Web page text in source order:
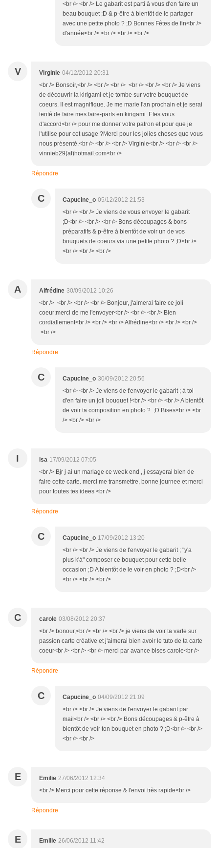
<br /> <br /> Le gabarit est parti à vous d'en faire un
beau bouquet ;D & p-être à bientôt de le partager
avec une petite photo ? ;D Bonnes Fêtes de fin<br />
d'année<br /> <br /> <br /> <br />
V Virginie 04/12/2012 20:31
<br /> Bonsoir,<br /> <br /> <br /> <br /> <br /> <br /> Je viens
de découvrir la kirigami et je tombe sur votre bouquet de
coeurs. Il est magnifique. Je me marie l'an prochain et je serai
tenté de faire mes faire-parts en kirigami. Etes vous
d'accord<br /> pour me donner votre patron et pour que je
l'utilise pour cet usage ?Merci pour les jolies choses que vous
nous présenté.<br /> <br /> <br /> Virginie<br /> <br /> <br />
vinnieb29(at)hotmail.com<br />
Répondre
C Capucine_o 05/12/2012 21:53
<br /> <br /> Je viens de vous envoyer le gabarit
;D<br /> <br /> <br /> Bons découpages & bons
préparatifs & p-être à bientôt de voir un de vos
bouquets de coeurs via une petite photo ? ;D<br />
<br /> <br /> <br />
A Alfrédine 30/09/2012 10:26
<br /> <br /> <br /> <br /> Bonjour, j'aimerai faire ce joli
coeur;merci de me l'envoyer<br /> <br /> <br /> Bien
cordiallement<br /> <br /> <br /> Alfrédine<br /> <br /> <br />
<br />
Répondre
C Capucine_o 30/09/2012 20:56
<br /> <br /> Je viens de t'envoyer le gabarit ; à toi
d'en faire un joli bouquet !<br /> <br /> <br /> A bientôt
de voir ta composition en photo ? ;D Bises<br /> <br
/> <br /> <br />
I isa 17/09/2012 07:05
<br /> Bjr j ai un mariage ce week end , j essayerai bien de
faire cette carte. merci me transmettre, bonne journee et merci
pour toutes tes idees <br />
Répondre
C Capucine_o 17/09/2012 13:20
<br /> <br /> Je viens de t'envoyer le gabarit ; "y'a
plus k'à" composer ce bouquet pour cette belle
occasion ;D A bientôt de le voir en photo ? ;D<br />
<br /> <br /> <br />
C carole 03/08/2012 20:37
<br /> bonour,<br /> <br /> <br /> je viens de voir ta varte sur
passion carte créative et j'aimerai bien avoir le tuto de ta carte
coeur<br /> <br /> <br /> merci par avance bises carole<br />
Répondre
C Capucine_o 04/09/2012 21:09
<br /> <br /> Je viens de t'envoyer le gabarit par
mail<br /> <br /> <br /> Bons découpages & p-être à
bientôt de voir ton bouquet en photo ? ;D<br /> <br />
<br /> <br />
E Emilie 27/06/2012 12:34
<br /> Merci pour cette réponse & l'envoi très rapide<br />
Répondre
E Emilie 26/06/2012 11:42